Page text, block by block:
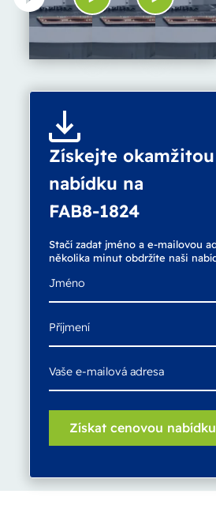
Získejte
nabídku na
FAB8-1824
Stačí zadat jméno a e-mailovou
několika minut obdržíte naši